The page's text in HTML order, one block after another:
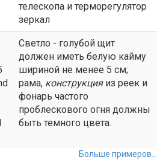
телескопа и терморегулятор
зеркал
Светло - голубой щит
должен иметь белую кайму
шириной не менее 5 см;
рама, конструкцияиз реек и
фонарь частого
проблескового огня должны
быть темного цвета.
Больше примеров...